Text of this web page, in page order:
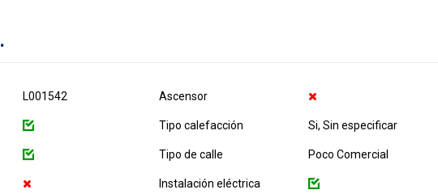
.
L001542 Ascensor
Tipo calefacción Si, Sin especificar
Tipo de calle Poco Comercial
Instalación eléctrica